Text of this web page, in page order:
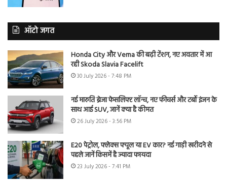
ऑटो जगत
Honda City और Verna की बढ़ी टेंशन, नए अवतार में आ
रही Skoda Slavia Facelift
30 July 2026 - 7:48 PM
नई मारुति ब्रेजा फेसलिफ्ट लॉन्च, नए फीचर्स और टर्बो इंजन के
साथ आई SUV, जानें क्या है कीमत
26 July 2026 - 3:56 PM
E20 पेट्रोल, फ्लेक्स फ्यूल या EV कार? नई गाड़ी खरीदने से
पहले जानें किसमें है ज्यादा फायदा
23 July 2026 - 7:41 PM